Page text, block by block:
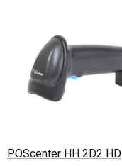
POScenter HH 2D2 HD